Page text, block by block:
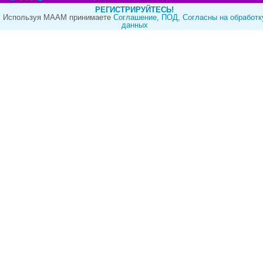
РЕГИСТРИРУЙТЕСЬ!
Используя МААМ принимаете Cоглашение, ПОД, Согласны на
данных